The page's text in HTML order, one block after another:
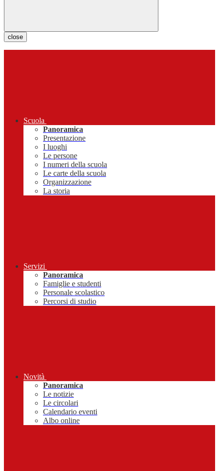
close
Scuola
Panoramica
Presentazione
I luoghi
Le persone
I numeri della scuola
Le carte della scuola
Organizzazione
La storia
Servizi
Panoramica
Famiglie e studenti
Personale scolastico
Percorsi di studio
Novità
Panoramica
Le notizie
Le circolari
Calendario eventi
Albo online